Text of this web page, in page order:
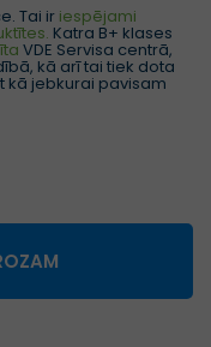
Tai ir iespējami
Katra B+ klases
VDE Servisa centrā,
kā arī tai tiek dota
kā jebkurai pavisam